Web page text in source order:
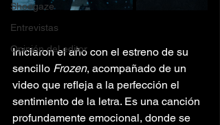
Shoegaze
Entrevistas
Opinión del editor
Iniciaron el año con el estreno de su
sencillo Frozen, acompañado de un
video que refleja a la perfección el
sentimiento de la letra. Es una canción
profundamente emocional, donde se